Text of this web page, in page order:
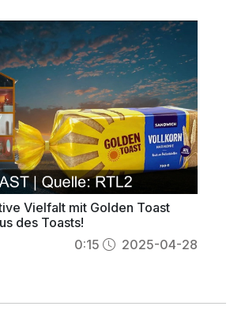
Vielfalt mit Golden Toast
des Toasts!
0:15 2025-04-28